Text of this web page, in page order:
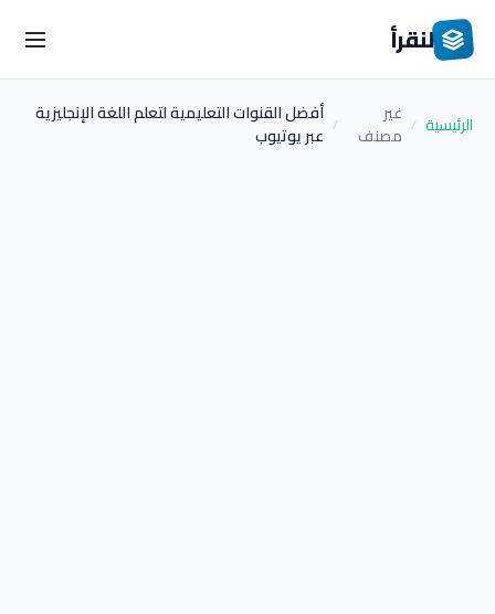
لنقرأ
الرئيسية / غير
مصنف
/ أفضل القنوات التعليمية لتعلم اللغة الإنجليزية
عبر يوتيوب